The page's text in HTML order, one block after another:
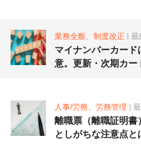
業務全般、制度改正 |
マイナンバーカー
意。更新・次期カー
人事/労務、労務管理 |
離職票（離職証明書
としがちな注意点と